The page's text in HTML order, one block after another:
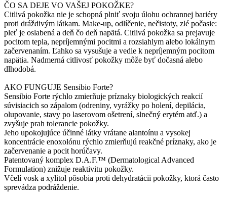
ČO SA DEJE VO VAŠEJ POKOŽKE?
Citlivá pokožka nie je schopná plniť svoju úlohu ochrannej bariéry
proti dráždivým látkam. Make-up, odlíčenie, nečistoty, zlé počasie:
pleť je oslabená a deň čo deň napätá. Citlivá pokožka sa prejavuje
pocitom tepla, nepríjemnými pocitmi a rozsiahlym alebo lokálnym
začervenaním. Ľahko sa vysušuje a vedie k nepríjemným pocitom
napätia. Nadmerná citlivosť pokožky môže byť dočasná alebo
dlhodobá.
AKO FUNGUJE Sensibio Forte?
Sensibio Forte rýchlo zmierňuje príznaky biologických reakcií
súvisiacich so zápalom (odreniny, vyrážky po holení, depilácia,
olupovanie, stavy po laserovom ošetrení, slnečný erytém atď.) a
zvyšuje prah tolerancie pokožky.
Jeho upokojujúce účinné látky vrátane alantoínu a vysokej
koncentrácie enoxolónu rýchlo zmierňujú reakčné príznaky, ako je
začervenanie a pocit horúčavy.
Patentovaný komplex D.A.F.™ (Dermatological Advanced
Formulation) znižuje reaktivitu pokožky.
Včelí vosk a xylitol pôsobia proti dehydratácii pokožky, ktorá často
sprevádza podráždenie.